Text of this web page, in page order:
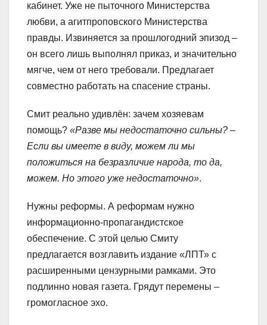
кабинет. Уже не пыточного Министерства
любви, а агитпроповского Министерства
правды. Извиняется за прошлогодний эпизод –
он всего лишь выполнял приказ, и значительно
мягче, чем от него требовали. Предлагает
совместно работать на спасение страны.
Смит реально удивлён: зачем хозяевам
помощь? «Разве мы недостаточно сильны? –
Если вы имеете в виду, можем ли мы
положиться на безразличие народа, то да,
можем. Но этого уже недостаточно».
Нужны реформы. А реформам нужно
информационно-пропагандистское
обеспечение. С этой целью Смиту
предлагается возглавить издание «ЛПТ» с
расширенными цензурными рамками. Это
подлинно новая газета. Грядут перемены –
громогласное эхо.